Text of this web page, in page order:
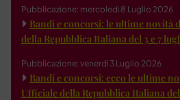
Pubblicazione: mercoledì 8 Luglio 2026
Bandi e concorsi: le ultime novità
della Repubblica Italiana del 3 e 7
Pubblicazione: venerdì 3 Luglio 2026
Bandi e concorsi: ecco le ultime
Ufficiale della Repubblica Italiana